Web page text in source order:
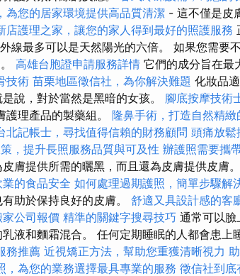
為您的居家環境提供高品質清潔 - 這不僅是皮
店護理之家，讓您的家人得到最好的照護服務
線最多可以是天然陽光的六倍。 如果您需要
高雄台胞證申請服務詳情 它們的成分旨在最
技術 苗栗地區徵信社，為你解決難題 化妝品
說，對於當然是黑暗的女孩。 腳底按摩技術
護理產品的製藥組。 隆鼻手術，打造自然精緻
北記帳士，尋找值得信賴的財務顧問 頭痛放鬆
，提升長照服務品質與可及性 辦護照需要攜
膚提供所需的曬黑，而且還為皮膚提供皮膚。
的食品安全 如何處理過期護照，簡單步驟解
助於保持良好的皮膚。 舒適又具設計感的客
公司報價 精準的關鍵字搜尋技巧 通常可以臉
液和麵霜混合。 任何定期睡眠的人都會患上
務推薦 近視矯正方法，幫助您重獲清晰視力
，為您的業務選擇最具專業的服務 徵信社到底